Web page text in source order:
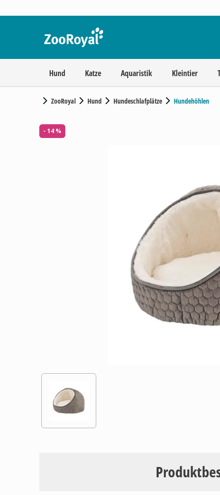
Hund Katze Aquaristik Kleintier
ZooRoyal Hund Hundeschlafplätze Hundehöhlen
- 14 %